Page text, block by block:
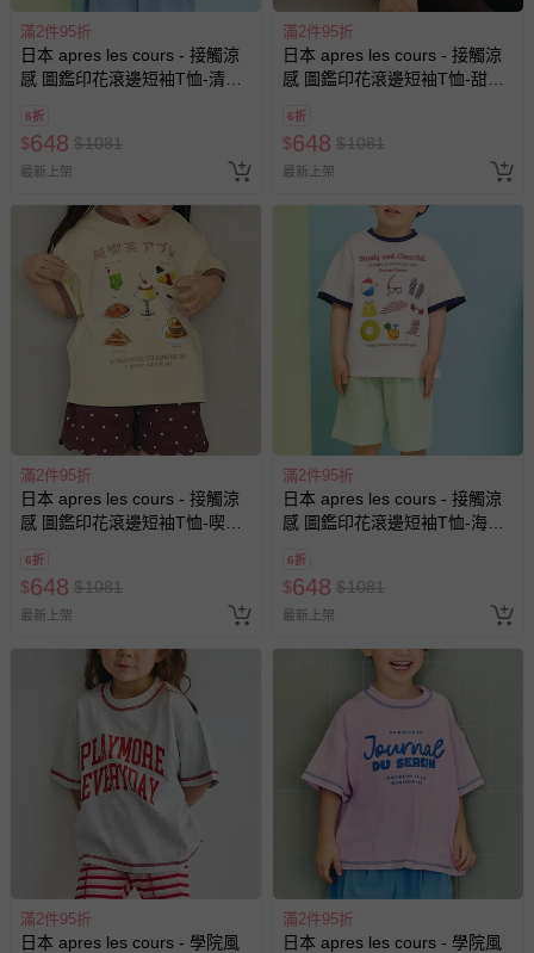
滿2件95折
日本 apres les cours - 接觸涼
感 圖鑑印花滾邊短袖T恤-清涼
6折
$648 $1081
最新上架
滿2件95折
日本 apres les cours - 接觸涼
感 圖鑑印花滾邊短袖T恤-甜美
6折
$648 $1081
最新上架
滿2件95折
日本 apres les cours - 接觸涼
感 圖鑑印花滾邊短袖T恤-喫茶
6折
$648 $1081
最新上架
滿2件95折
日本 apres les cours - 接觸涼
感 圖鑑印花滾邊短袖T恤-海邊
6折
$648 $1081
最新上架
滿2件95折
日本 apres les cours - 學院風
滿2件95折
日本 apres les cours - 學院風